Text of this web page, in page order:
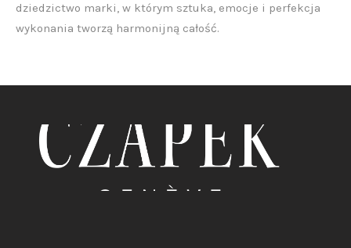
dziedzictwo marki, w którym sztuka, emocje i perfekcja
wykonania tworzą harmonijną całość.